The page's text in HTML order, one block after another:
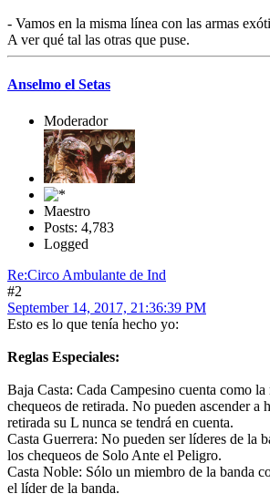
- Vamos en la misma línea con las armas
A ver qué tal las otras que puse.
Anselmo el Setas
Moderador
Maestro
Posts: 4,783
Logged
Re:Circo Ambulante de Ind
#2
September 14, 2017, 21:36:39 PM
Esto es lo que tenía hecho yo:
Reglas Especiales:
Baja Casta: Cada Campesino cuenta como la
chequeos de retirada. No pueden ascender a
retirada su L nunca se tendrá en cuenta.
Casta Guerrera: No pueden ser líderes de la
los chequeos de Solo Ante el Peligro.
Casta Noble: Sólo un miembro de la banda
el líder de la banda.